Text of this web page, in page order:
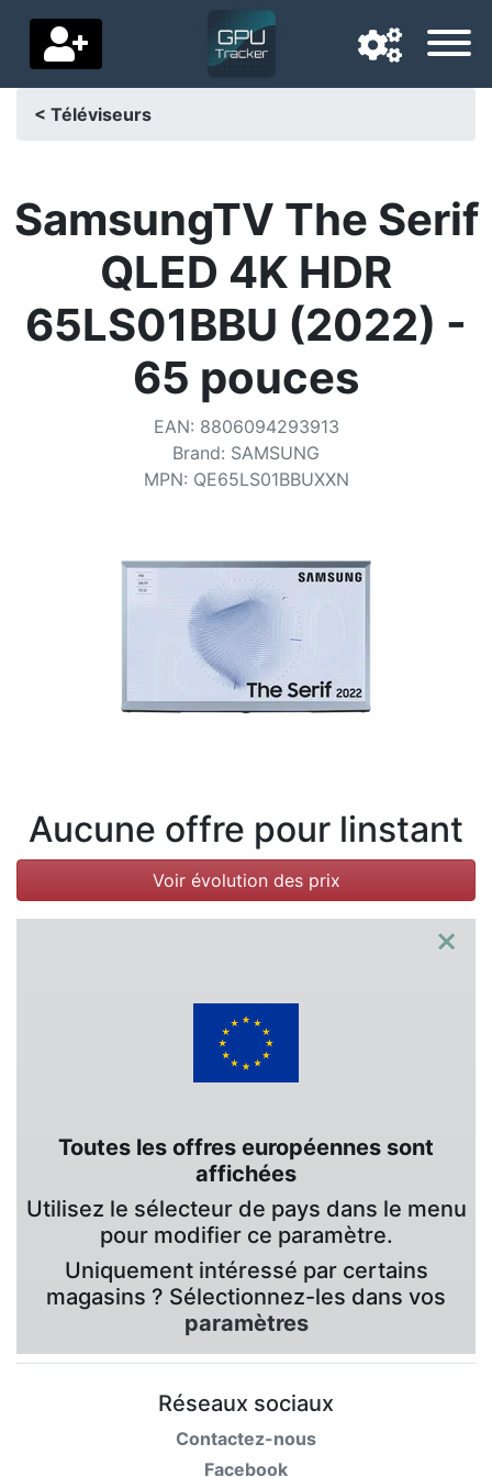
Pays de livraison
Baisses de prix
Paramètres
Soutenez-nous
Contactez-nous
< Téléviseurs
SamsungTV The Serif
QLED 4K HDR
65LS01BBU (2022) -
65 pouces
EAN: 8806094293913
Brand: SAMSUNG
MPN: QE65LS01BBUXXN
Aucune offre pour linstant
Voir évolution des prix
×
Toutes les offres européennes sont
affichées
Utilisez le sélecteur de pays dans le menu
pour modifier ce paramètre.
Uniquement intéressé par certains
magasins ? Sélectionnez-les dans vos
paramètres
Réseaux sociaux
Contactez-nous
Facebook